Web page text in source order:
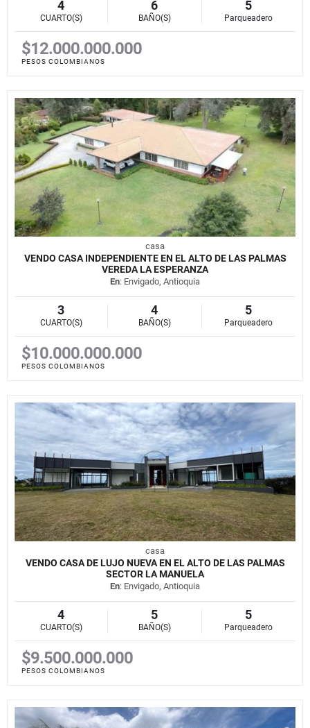
4
CUARTO(S)
6
BAÑO(S)
5
Parqueadero
$12.000.000.000
PESOS COLOMBIANOS
casa
VENDO CASA INDEPENDIENTE EN EL ALTO DE LAS PALMAS
VEREDA LA ESPERANZA
En: Envigado, Antioquia
3
CUARTO(S)
4
BAÑO(S)
5
Parqueadero
$10.000.000.000
PESOS COLOMBIANOS
casa
VENDO CASA DE LUJO NUEVA EN EL ALTO DE LAS PALMAS
SECTOR LA MANUELA
En: Envigado, Antioquia
4
CUARTO(S)
5
BAÑO(S)
5
Parqueadero
$9.500.000.000
PESOS COLOMBIANOS